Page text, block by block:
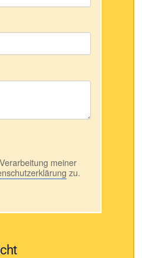
meiner
zu.